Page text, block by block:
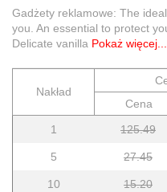
Gadżety reklamowe: The
you. An essential to protect
Delicate vanilla Pokaż więcej...
Nakład
Cena
1
125.49
5 27.45
10 15.20